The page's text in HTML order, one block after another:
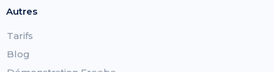
Autres
Tarifs
Blog